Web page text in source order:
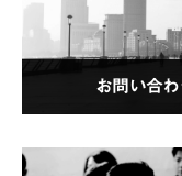
お問い合わ